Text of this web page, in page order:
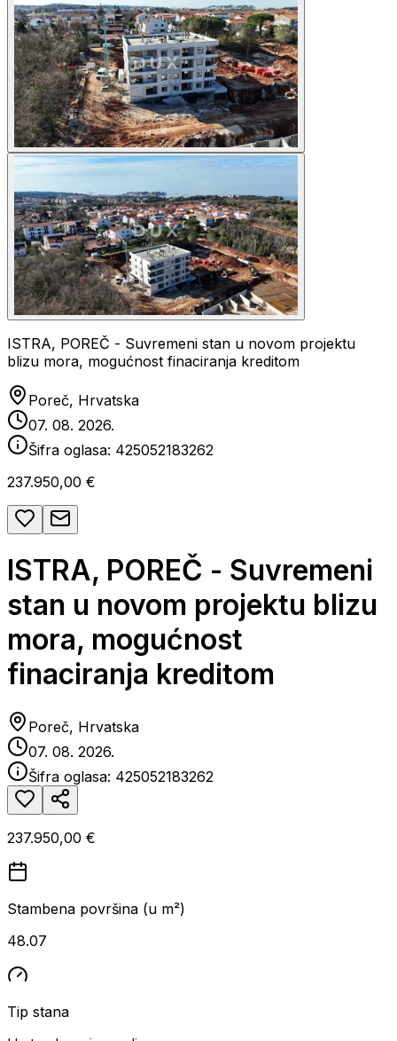
ISTRA, POREČ - Suvremeni stan u novom projektu
blizu mora, mogućnost finaciranja kreditom
Poreč, Hrvatska
07. 08. 2026.
Šifra oglasa: 425052183262
237.950,00 €
ISTRA, POREČ - Suvremeni
stan u novom projektu blizu
mora, mogućnost
finaciranja kreditom
Poreč, Hrvatska
07. 08. 2026.
Šifra oglasa: 425052183262
237.950,00 €
Stambena površina (u m²)
48.07
Tip stana